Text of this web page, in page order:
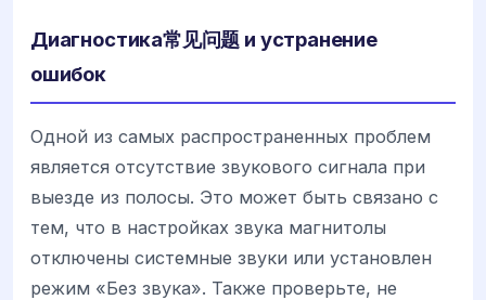
Диагностика常见问题 и устранение
ошибок
Одной из самых распространенных проблем
является отсутствие звукового сигнала при
выезде из полосы. Это может быть связано с
тем, что в настройках звука магнитолы
отключены системные звуки или установлен
режим «Без звука». Также проверьте, не